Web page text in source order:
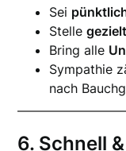
Sei
Stelle
Bring alle
Sympathie
nach
6. Schnell